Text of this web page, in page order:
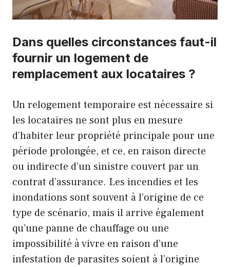
Dans quelles circonstances faut-il
fournir un logement de
remplacement aux locataires ?
Un relogement temporaire est nécessaire si
les locataires ne sont plus en mesure
d’habiter leur propriété principale pour une
période prolongée, et ce, en raison directe
ou indirecte d’un sinistre couvert par un
contrat d’assurance. Les incendies et les
inondations sont souvent à l’origine de ce
type de scénario, mais il arrive également
qu’une panne de chauffage ou une
impossibilité à vivre en raison d’une
infestation de parasites soient à l’origine